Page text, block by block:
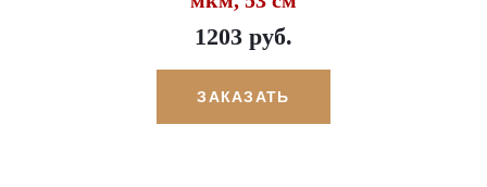
1203 руб.
ЗАКАЗАТЬ